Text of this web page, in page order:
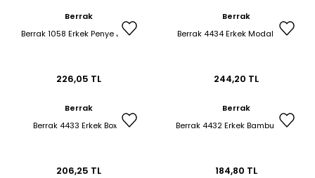
& Büstiyer TakımBerrak
Berrak 1058 Erkek Penye Boxer
226,05 TL
Berrak
Berrak 4434 Erkek Modal Boxer
244,20 TL
Berrak
Berrak 4433 Erkek Boxer
206,25 TL
Berrak
Berrak 4432 Erkek Bambu Boxer
184,80 TL